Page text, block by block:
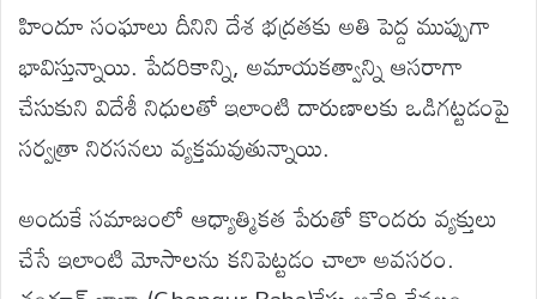
హిందూ సంఘాలు దీనిని దేశ భద్రతకు అతి పెద్ద ముప్పుగా
భావిస్తున్నాయి. పేదరికాన్ని, అమాయకత్వాన్ని ఆసరాగా
చేసుకుని విదేశీ నిధులతో ఇలాంటి దారుణాలకు ఒడిగట్టడంపై
సర్వత్రా నిరసనలు వ్యక్తమవుతున్నాయి.
అందుకే సమాజంలో ఆధ్యాత్మికత పేరుతో కొందరు వ్యక్తులు
చేసే ఇలాంటి మోసాలను కనిపెట్టడం చాలా అవసరం.